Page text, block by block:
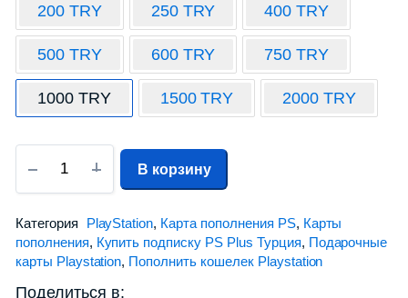
200 TRY 250 TRY 400 TRY
500 TRY 600 TRY 750 TRY
1000 TRY 1500 TRY 2000 TRY
В корзину
Категория PlayStation, Карта пополнения PS, Карты
пополнения, Купить подписку PS Plus Турция, Подарочные
карты Playstation, Пополнить кошелек Playstation
Поделиться в: